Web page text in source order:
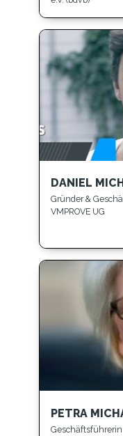
DANIEL
Gründer &
VMPROVE UG
PETRA
Geschäftsführerin